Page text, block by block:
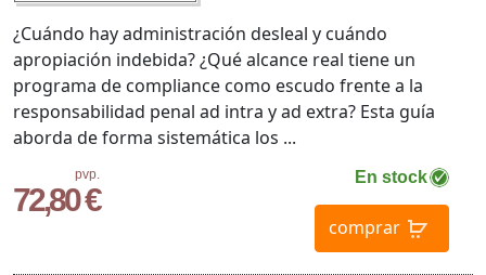
pvp.
72,80 €
En stock
comprar
¿Cuándo hay administración desleal y cuándo
apropiación indebida? ¿Qué alcance real tiene un
programa de compliance como escudo frente a la
responsabilidad penal ad intra y ad extra? Esta guía
aborda de forma sistemática los ...